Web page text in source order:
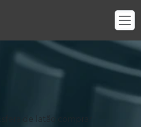
Esfera de latão comprar